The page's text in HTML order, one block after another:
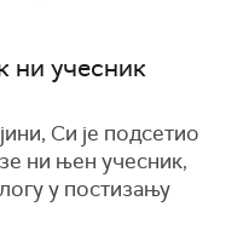
ни учесник
Си је подсетио
ни њен учесник,
у постизању